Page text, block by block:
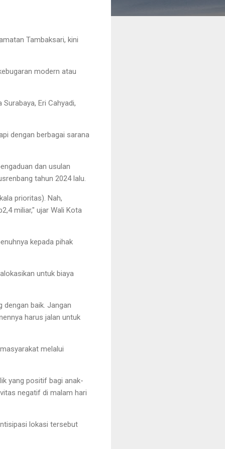
Tambaksari, kini
modern atau
Eri Cahyadi,
dengan berbagai sarana
dan usulan
tahun 2024 lalu.
prioritas). Nah,
miliar," ujar Wali Kota
kepada pihak
untuk biaya
dengan baik. Jangan
harus jalan untuk
melalui
yang positif bagi anak-
negatif di malam hari
lokasi tersebut